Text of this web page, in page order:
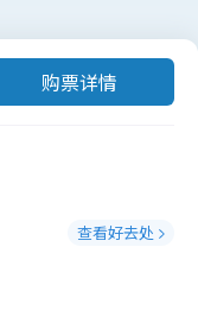
购票详情
查看好去处